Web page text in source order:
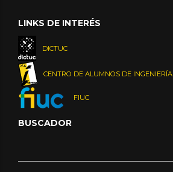
LINKS DE INTERÉS
DICTUC
CENTRO DE ALUMNOS DE INGENIERÍA
FIUC
BUSCADOR